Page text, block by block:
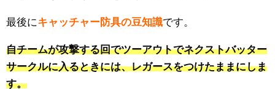
最後にキャッチャー防具の豆知識です。
自チームが攻撃する回でツーアウトでネクストバッター
サークルに入るときには、レガースをつけたままにしま
す。